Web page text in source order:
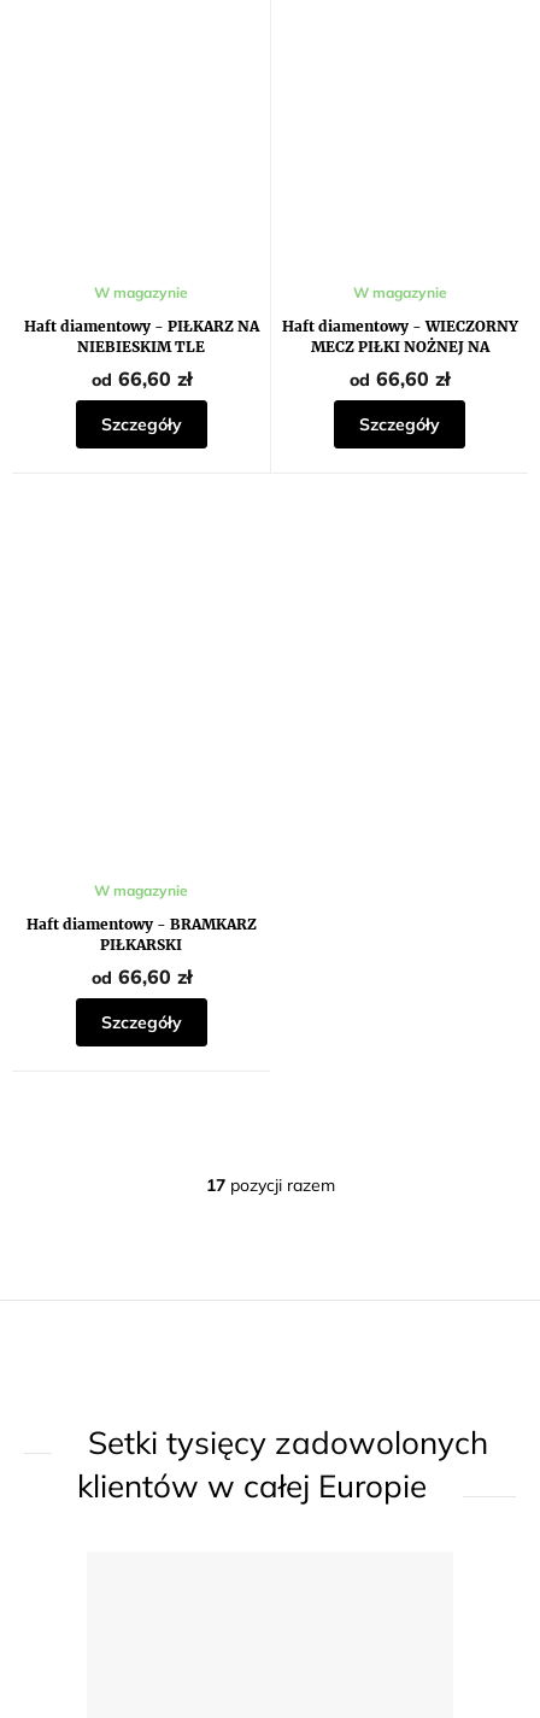
Haft diamentowy - PIŁKARZ NA
NIEBIESKIM TLE
W magazynie
od 66,60 zł
Szczegóły
Haft diamentowy - WIECZORNY
MECZ PIŁKI NOŻNEJ NA
STADIONIE
W magazynie
od 66,60 zł
Szczegóły
Haft diamentowy - BRAMKARZ
PIŁKARSKI
W magazynie
od 66,60 zł
Szczegóły
K
i
17pozycji razem
Setki tysięcy zadowolonych
klientów w całej Europie